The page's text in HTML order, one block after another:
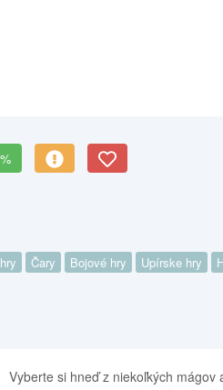
Čary Bojové hry Upírske hry
Vyberte si hneď z niekoľkých